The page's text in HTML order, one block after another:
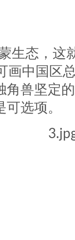
生态，这
画中国区
角兽坚定
选项。